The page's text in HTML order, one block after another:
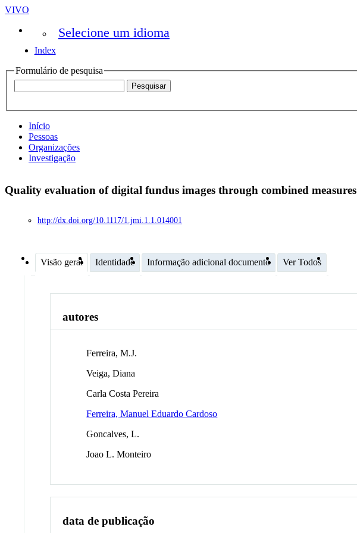
VIVO
Selecione um idioma
Index
Formulário de pesquisa
Início
Pessoas
Organizações
Investigação
Quality evaluation of digital fundus images through combined measures
http://dx.doi.org/10.1117/1.jmi.1.1.014001
Visão geral Identidade Informação adicional documento Ver Todos
autores
Ferreira, M.J.
Veiga, Diana
Carla Costa Pereira
Ferreira, Manuel Eduardo Cardoso
Goncalves, L.
Joao L. Monteiro
data de publicação